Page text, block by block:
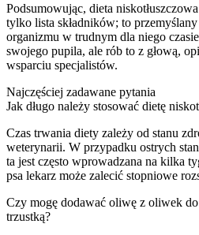
Podsumowując, dieta
tylko lista składników; to
organizmu w trudnym dla niego
swojego pupila, ale rób to z głową,
wsparciu specjalistów.
Najczęściej zadawane pytania
Jak długo należy stosować dietę
Czas trwania diety zależy od stanu
weterynarii. W przypadku ostrych
ta jest często wprowadzana na kilka
psa lekarz może zalecić stopniowe
Czy mogę dodawać oliwę z oliwek do
trzustką?